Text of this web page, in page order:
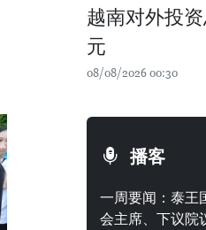
越南对外投
元
08/08/2026 00:30
播客
一周要闻：泰王
会主席、下议院